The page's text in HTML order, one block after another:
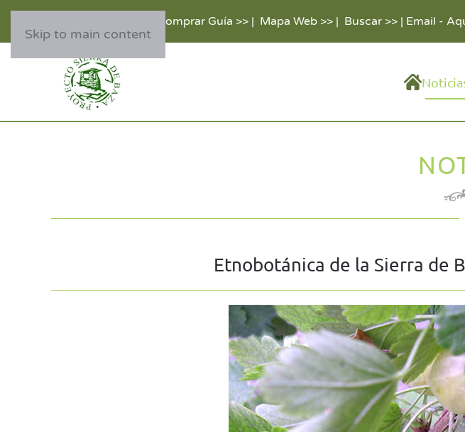
Skip to main content
Comprar Guía >>| Mapa Web >>| Buscar >>| Email -
Etnobotánica de la Sierra de